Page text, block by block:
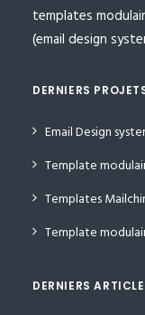
templates
(email design
DERNIERS
Email Design
Template
Templates
Template
DERNIERS